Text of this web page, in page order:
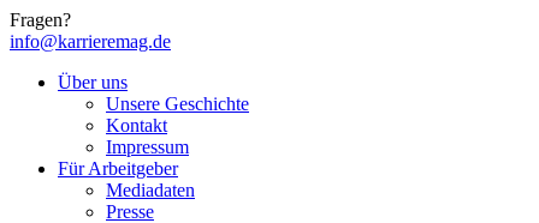
Fragen?
info@karrieremag.de
Über uns
Unsere Geschichte
Kontakt
Impressum
Für Arbeitgeber
Mediadaten
Presse